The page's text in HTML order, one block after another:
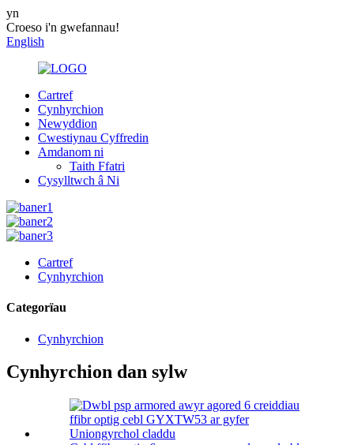
yn
Croeso i'n gwefannau!
English
Cartref
Cynhyrchion
Newyddion
Cwestiynau Cyffredin
Amdanom ni
Taith Ffatri
Cysylltwch â Ni
Cartref
Cynhyrchion
Categorïau
Cynhyrchion
Cynhyrchion dan sylw